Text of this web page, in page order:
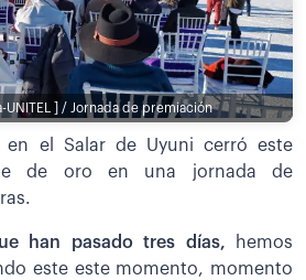
UNITEL ] / Jornada de premiación
en el Salar de Uyuni cerró este
de oro en una jornada de
han pasado tres días,
hemos
este este momento, momento